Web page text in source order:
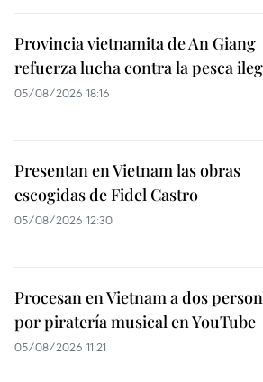
Provincia vietnamita de An Giang
refuerza lucha contra la pesca
05/08/2026 18:16
Presentan en Vietnam las obras
escogidas de Fidel Castro
05/08/2026 12:30
Procesan en Vietnam a dos
por piratería musical en YouTube
05/08/2026 11:21